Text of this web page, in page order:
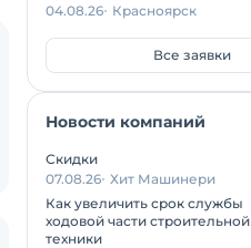
04.08.26 Красноярск
Все заявки
Новости компаний
Скидки
07.08.26 Хит Машинери
Как увеличить срок службы
ходовой части строительной
техники